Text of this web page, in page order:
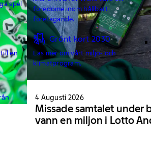
spel
föredöme inom hållbart
företagande.
en
Grönt kort 2030
Läs mer om vårt miljö- och
klimatprogram.
4 Augusti 2026
Missade samtalet under
vann en miljon i Lotto